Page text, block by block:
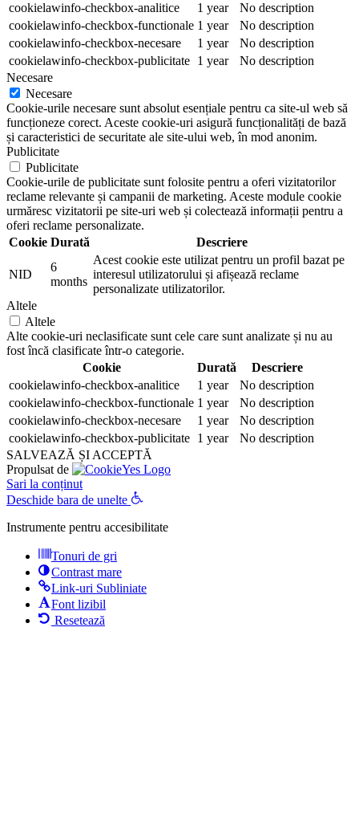
cookielawinfo-checkbox-analitice
1 year
No description
cookielawinfo-checkbox-functionale 1 year
No description
cookielawinfo-checkbox-necesare
1 year
No description
cookielawinfo-checkbox-publicitate 1 year
No description
Necesare
Necesare
Cookie-urile necesare sunt absolut esențiale pentru ca site-ul web să
funcționeze corect. Aceste cookie-uri asigură funcționalități de bază
și caracteristici de securitate ale site-ului web, în mod anonim.
Publicitate
Publicitate
Cookie-urile de publicitate sunt folosite pentru a oferi vizitatorilor
reclame relevante și campanii de marketing. Aceste module cookie
urmăresc vizitatorii pe site-uri web și colectează informații pentru a
oferi reclame personalizate.
Cookie Durată Descriere
NID
6
months
Acest cookie este utilizat pentru un profil bazat pe
interesul utilizatorului și afișează reclame
personalizate utilizatorilor.
Altele
Altele
Alte cookie-uri neclasificate sunt cele care sunt analizate și nu au
fost încă clasificate într-o categorie.
Cookie
Durată
Descriere
cookielawinfo-checkbox-analitice
1 year
No description
cookielawinfo-checkbox-functionale 1 year
No description
cookielawinfo-checkbox-necesare
1 year
No description
cookielawinfo-checkbox-publicitate 1 year
No description
SALVEAZĂ ȘI ACCEPTĂ
Propulsat de
Sari la conținut
Deschide bara de unelte
Instrumente pentru accesibilitate
Tonuri de gri
Contrast mare
Link-uri Subliniate
Font lizibil
Resetează